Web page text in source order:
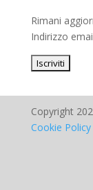
Rimani
Indirizzo
Copyright
Cookie Policy